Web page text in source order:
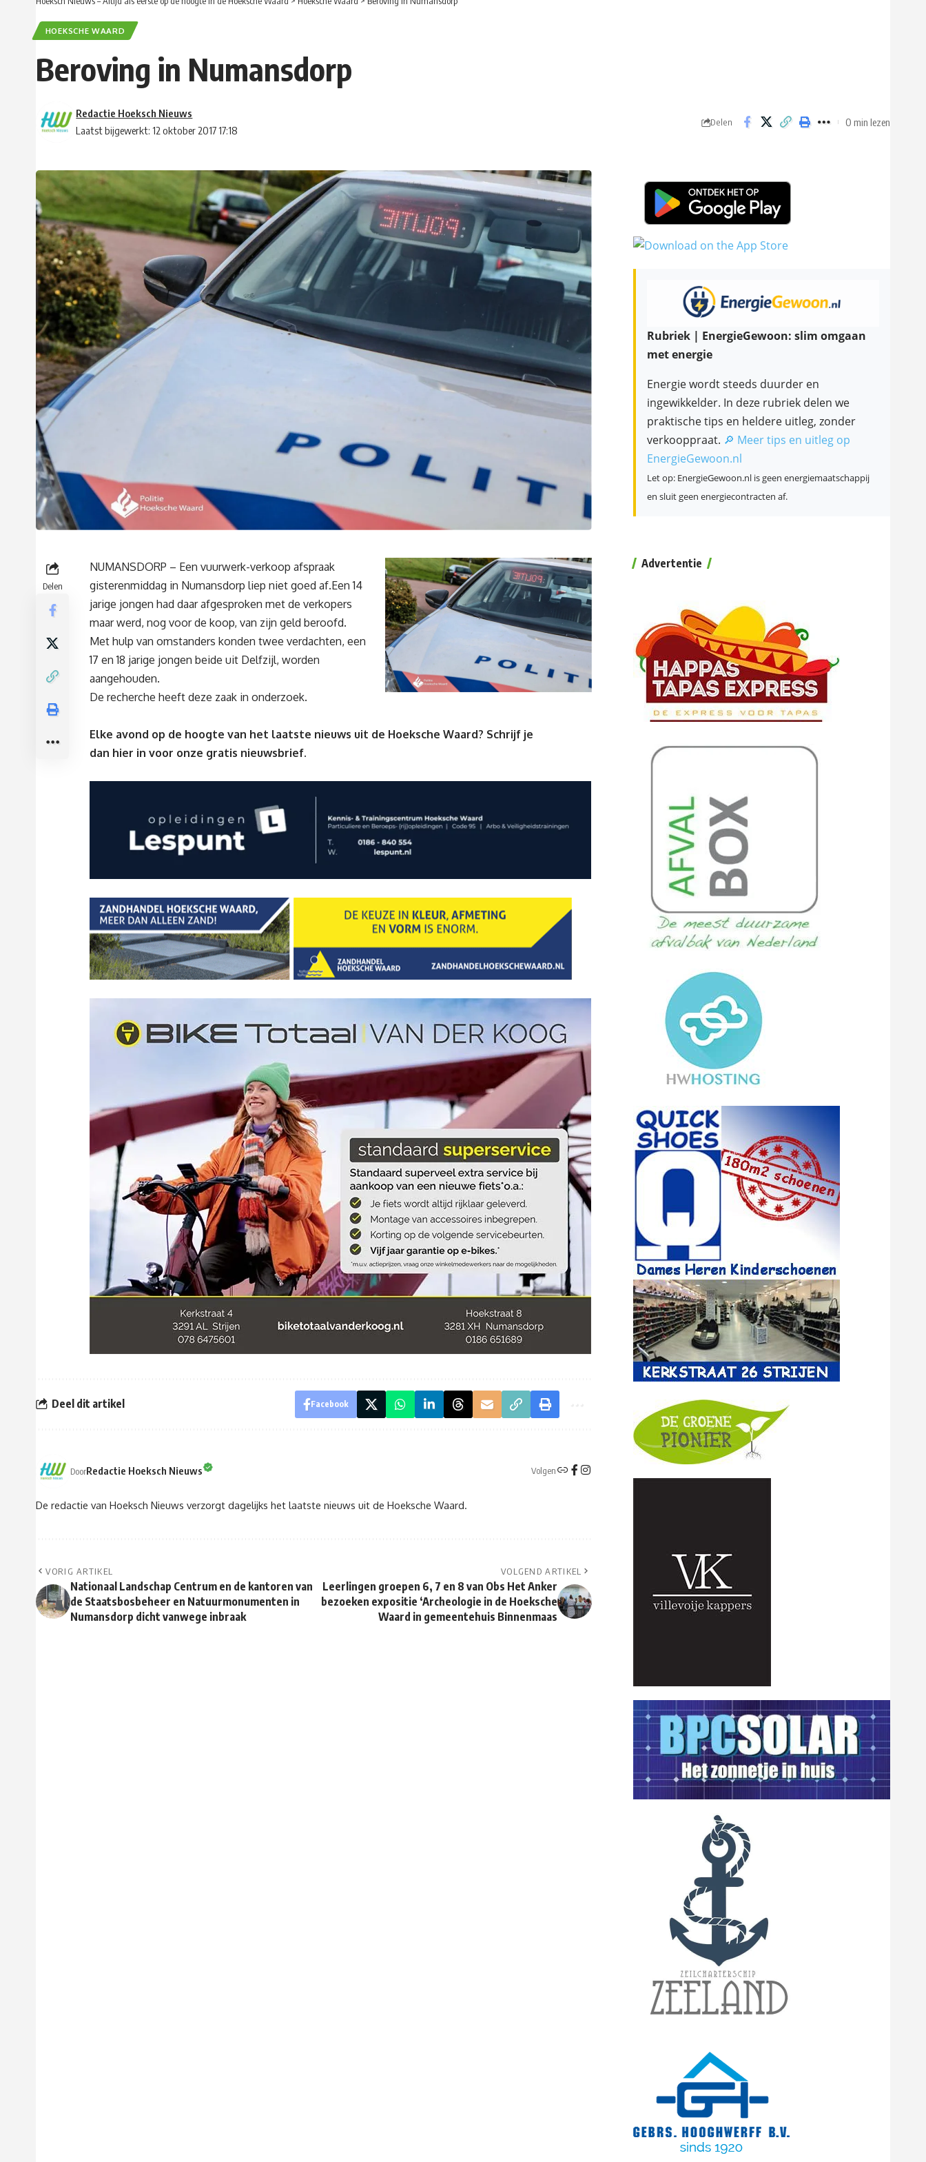
HOEKSCHE WAARD
Beroving in Numansdorp
Laatst bijgewerkt: 12 oktober 2017 17:18
Redactie Hoeksch Nieuws
Delen 0 min lezen
Delen
NUMANSDORP – Een vuurwerk-verkoop afspraak
gisterenmiddag in Numansdorp liep niet goed af.Een 14
jarige jongen had daar afgesproken met de verkopers
maar werd, nog voor de koop, van zijn geld beroofd.
Met hulp van omstanders konden twee verdachten, een
17 en 18 jarige jongen beide uit Delfzijl, worden
aangehouden.
De recherche heeft deze zaak in onderzoek.
Elke avond op de hoogte van het laatste nieuws uit de Hoeksche Waard? Schrijf je
dan hier in voor onze gratis nieuwsbrief.
Deel dit artikel Facebook
DoorRedactie Hoeksch Nieuws Volgen
De redactie van Hoeksch Nieuws verzorgt dagelijks het laatste nieuws uit de Hoeksche Waard.
VORIG ARTIKEL
Nationaal Landschap Centrum en de kantoren van
de Staatsbosbeheer en Natuurmonumenten in
Numansdorp dicht vanwege inbraak
VOLGEND ARTIKEL
Leerlingen groepen 6, 7 en 8 van Obs Het Anker
bezoeken expositie ‘Archeologie in de Hoeksche
Waard in gemeentehuis Binnenmaas
Rubriek | EnergieGewoon: slim omgaan
met energie
Energie wordt steeds duurder en
ingewikkelder. In deze rubriek delen we
praktische tips en heldere uitleg, zonder
verkooppraat. 🔎 Meer tips en uitleg op
EnergieGewoon.nl
Let op: EnergieGewoon.nl is geen energiemaatschappij
en sluit geen energiecontracten af.
Advertentie